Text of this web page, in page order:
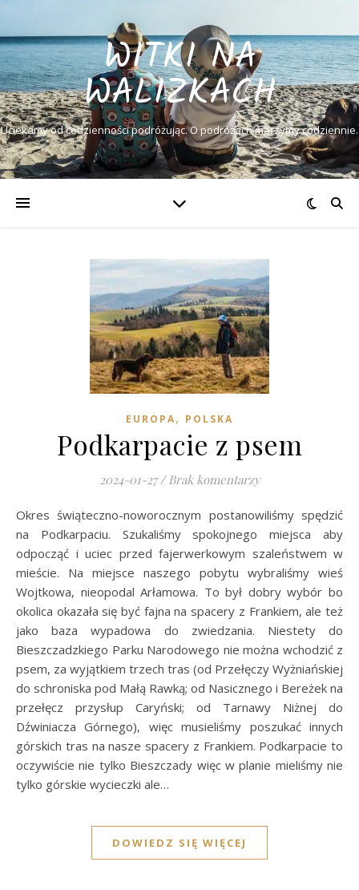
WITKI NA
WALIZKACH
Uciekamy od codzienności podróżując. O podróżach marzymy codziennie.
EUROPA, POLSKA
Podkarpacie z psem
2024-01-27 / Brak komentarzy
Okres świąteczno-noworocznym postanowiliśmy spędzić
na Podkarpaciu. Szukaliśmy spokojnego miejsca aby
odpocząć i uciec przed fajerwerkowym szaleństwem w
mieście. Na miejsce naszego pobytu wybraliśmy wieś
Wojtkowa, nieopodal Arłamowa. To był dobry wybór bo
okolica okazała się być fajna na spacery z Frankiem, ale też
jako baza wypadowa do zwiedzania. Niestety do
Bieszczadzkiego Parku Narodowego nie można wchodzić z
psem, za wyjątkiem trzech tras (od Przełęczy Wyżniańskiej
do schroniska pod Małą Rawką; od Nasicznego i Bereżek na
przełęcz przysłup Caryński; od Tarnawy Niżnej do
Dźwiniacza Górnego), więc musieliśmy poszukać innych
górskich tras na nasze spacery z Frankiem. Podkarpacie to
oczywiście nie tylko Bieszczady więc w planie mieliśmy nie
tylko górskie wycieczki ale…
DOWIEDZ SIĘ WIĘCEJ